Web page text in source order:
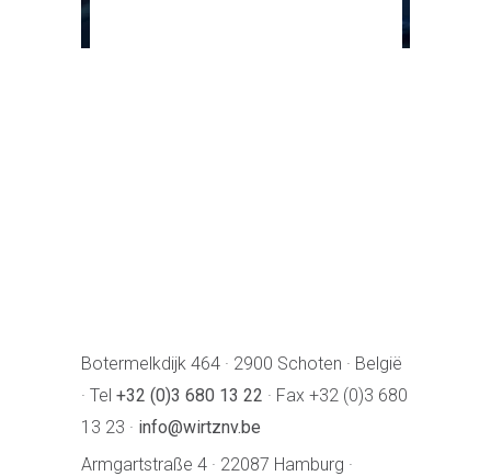
Botermelkdijk 464 · 2900 Schoten · België
· Tel +32 (0)3 680 13 22 · Fax +32 (0)3 680
13 23 · info@wirtznv.be
Armgartstraße 4 · 22087 Hamburg ·